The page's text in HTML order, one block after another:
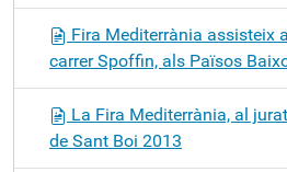
Fira Mediterrània assisteix
carrer Spoffin, als Països
La Fira Mediterrània, al
de Sant Boi 2013